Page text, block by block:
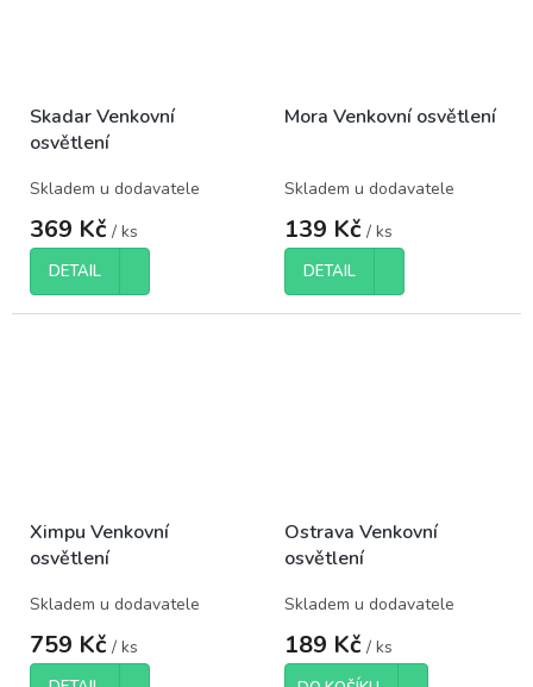
Skadar Venkovní
osvětlení
Skladem u dodavatele
369 Kč / ks
DETAIL
Mora Venkovní osvětlení
Skladem u dodavatele
139 Kč / ks
DETAIL
Ximpu Venkovní
osvětlení
Skladem u dodavatele
759 Kč / ks
Ostrava Venkovní
osvětlení
Skladem u dodavatele
189 Kč / ks